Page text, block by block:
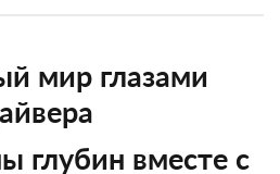
мир глазами
глубин вместе с